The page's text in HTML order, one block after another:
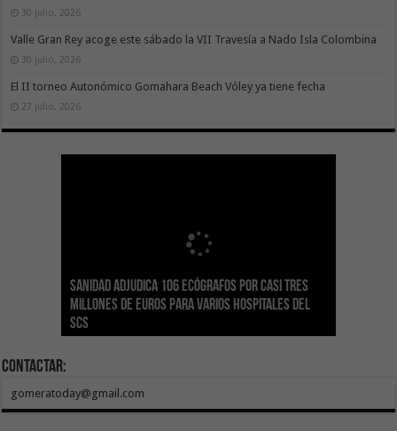
30 julio, 2026
Valle Gran Rey acoge este sábado la VII Travesía a Nado Isla Colombina
30 julio, 2026
El II torneo Autonómico Gomahara Beach Vóley ya tiene fecha
27 julio, 2026
Sanidad adjudica 106 ecógrafos por casi tres
millones de euros para varios hospitales del
SCS
Gesplan logra la máxima puntuación en el
Índice de Transparencia de Canarias por cuarto
año consecutivo
El Gobierno canario concede ayudas del
POSEICAN-Pesca al sector por valor de 7,09 M€
tras aumentar las cuantías
Transición Ecológica coordina con Ashotel su
adhesión a la Red de Refugios Climáticos de
Canarias
Visocan incorpora 170 pisos a su parque de
vivienda protegida en régimen de alquiler
asequible de Tenerife
Sanidad refuerza la capacidad diagnóstica de
los centros de salud con el impulso de la
ecografía clínica
Contactar:
gomeratoday@gmail.com